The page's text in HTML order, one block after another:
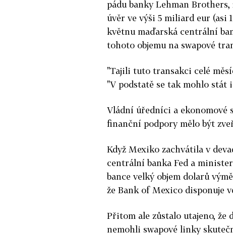
pádu banky Lehman
úvěr ve výši 5 miliard eur (asi
květnu maďarská centrální
tohoto objemu na swapové
"Tajili tuto transakci celé
"V podstatě se tak mohlo stát
Vládní úředníci a ekonomové
finanční podpory mělo být
Když Mexiko zachvátila v
centrální banka Fed a
bance velký objem dolarů
že Bank of Mexico disponuje
Přitom ale zůstalo utajeno, že
nemohli swapové linky